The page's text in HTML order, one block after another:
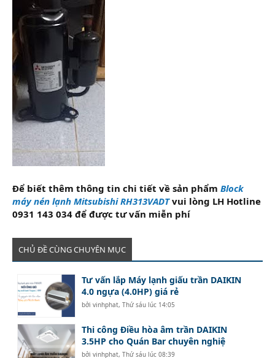
Để biết thêm thông tin chi tiết về sản phẩm Block
máy nén lạnh Mitsubishi RH313VADTvui lòng LH Hotline
0931 143 034 để được tư vấn miễn phí
CHỦ ĐỀ CÙNG CHUYÊN MỤC
Tư vấn lắp Máy lạnh giấu trần DAIKIN
4.0 ngựa (4.0HP) giá rẻ
bởivinhphat,Thứ sáu lúc 14:05
Thi công Điều hòa âm trần DAIKIN
3.5HP cho Quán Bar chuyên nghiệ
bởivinhphat,Thứ sáu lúc 08:39